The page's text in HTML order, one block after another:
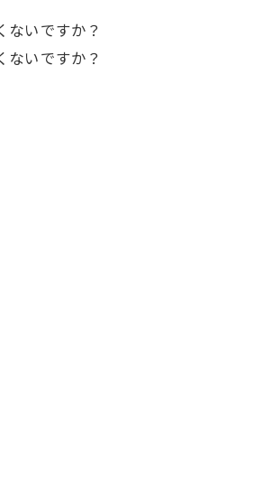
ないですか？
ないですか？